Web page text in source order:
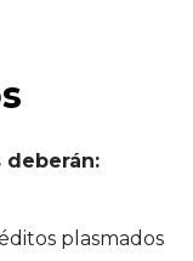
deberán:
plasmados